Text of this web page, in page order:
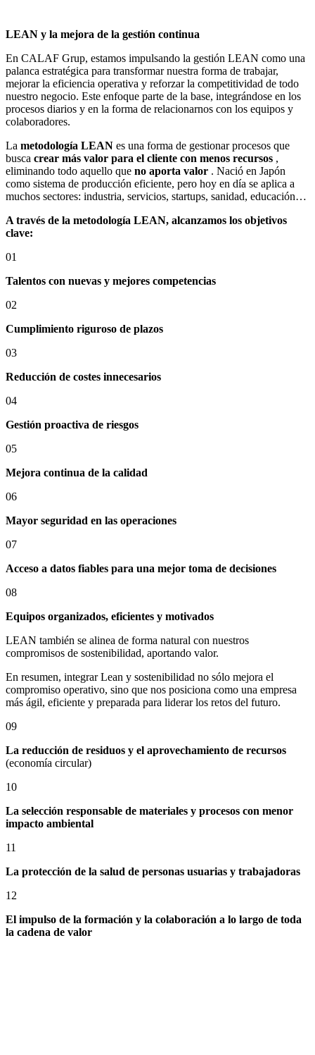
LEAN y la mejora de la gestión continua
En CALAF Grup, estamos impulsando la gestión LEAN como una
palanca estratégica para transformar nuestra forma de trabajar,
mejorar la eficiencia operativa y reforzar la competitividad de todo
nuestro negocio. Este enfoque parte de la base, integrándose en los
procesos diarios y en la forma de relacionarnos con los equipos y
colaboradores.
La metodología LEAN es una forma de gestionar procesos que
busca crear más valor para el cliente con menos recursos ,
eliminando todo aquello que no aporta valor . Nació en Japón
como sistema de producción eficiente, pero hoy en día se aplica a
muchos sectores: industria, servicios, startups, sanidad, educación…
A través de la metodología LEAN, alcanzamos los objetivos
clave:
01
Talentos con nuevas y mejores competencias
02
Cumplimiento riguroso de plazos
03
Reducción de costes innecesarios
04
Gestión proactiva de riesgos
05
Mejora continua de la calidad
06
Mayor seguridad en las operaciones
07
Acceso a datos fiables para una mejor toma de decisiones
08
Equipos organizados, eficientes y motivados
LEAN también se alinea de forma natural con nuestros
compromisos de sostenibilidad, aportando valor.
En resumen, integrar Lean y sostenibilidad no sólo mejora el
compromiso operativo, sino que nos posiciona como una empresa
más ágil, eficiente y preparada para liderar los retos del futuro.
09
La reducción de residuos y el aprovechamiento de recursos
(economía circular)
10
La selección responsable de materiales y procesos con menor
impacto ambiental
11
La protección de la salud de personas usuarias y trabajadoras
12
El impulso de la formación y la colaboración a lo largo de toda
la cadena de valor